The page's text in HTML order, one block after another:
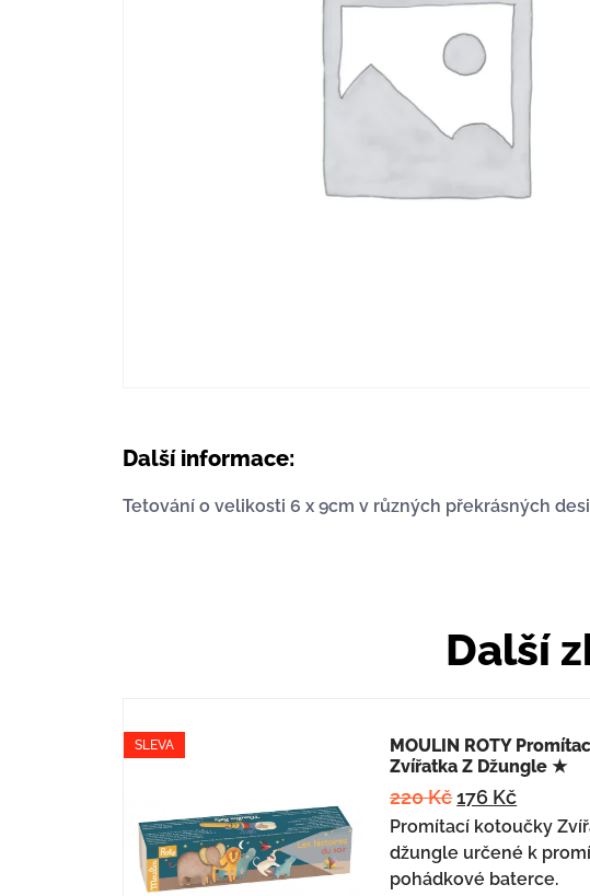
Další informace:
Tetování o velikosti 6 x 9cm v různých překrásných
Další
SLEVA
MOULIN ROTY
Zvířatka Z Džungle ★
220Kč176 Kč
Promítací kotoučky
džungle určené k
pohádkové baterce.